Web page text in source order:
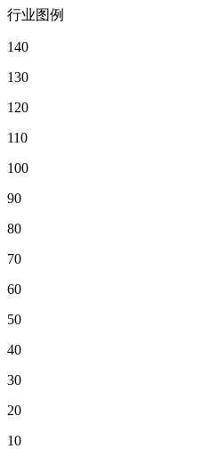
行业图例
140
130
120
110
100
90
80
70
60
50
40
30
20
10